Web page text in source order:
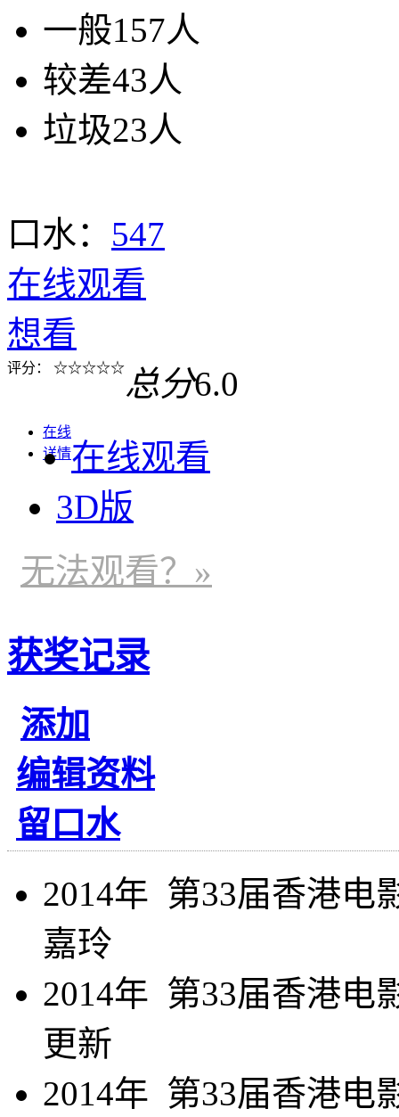
一般157人
较差43人
垃圾23人
口水： 547
在线观看
想看
评分： ☆☆☆☆☆总分6.0
在线
详情在线观看
3D版
无法观看？»
获奖记录
添加
编辑资料
留口水
2014年 第33届香港电
嘉玲
2014年 第33届香港电
更新
2014年 第33届香港电